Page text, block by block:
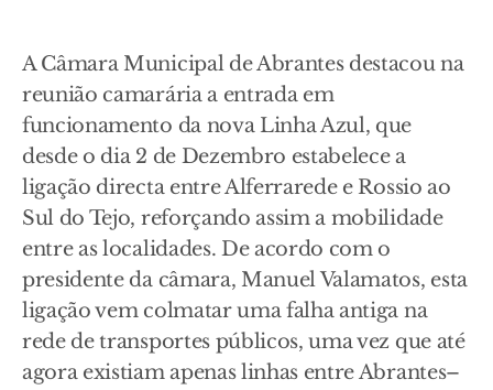
A Câmara Municipal de Abrantes destacou na
reunião camarária a entrada em
funcionamento da nova Linha Azul, que
desde o dia 2 de Dezembro estabelece a
ligação directa entre Alferrarede e Rossio ao
Sul do Tejo, reforçando assim a mobilidade
entre as localidades. De acordo com o
presidente da câmara, Manuel Valamatos, esta
ligação vem colmatar uma falha antiga na
rede de transportes públicos, uma vez que até
agora existiam apenas linhas entre Abrantes–